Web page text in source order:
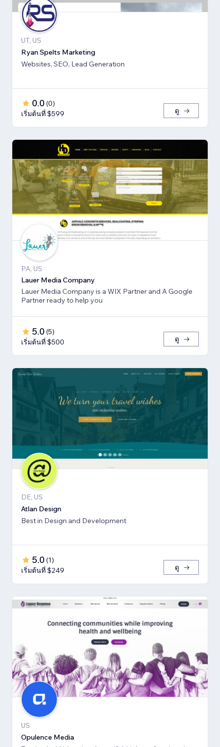
UT, US
Ryan Spelts Marketing
Websites, SEO, Lead Generation
0.0 (0)
เริ่มต้นที่ $599
ดู
PA, US
Lauer Media Company
Lauer Media Company is a WIX Partner and A Google
Partner ready to help you
5.0 (5)
เริ่มต้นที่ $500
ดู
DE, US
Atlan Design
Best in Design and Development
5.0 (1)
เริ่มต้นที่ $249
ดู
US
Opulence Media